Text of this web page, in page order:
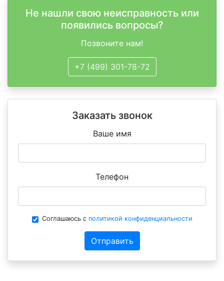
Не нашли свою неисправность или
появились вопросы?
Позвоните нам!
+7 (499) 301-78-72
Заказать звонок
Ваше имя
Телефон
Соглашаюсь с политикой конфиденциальности
Отправить